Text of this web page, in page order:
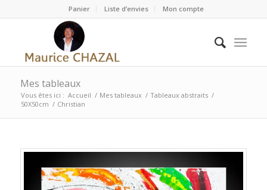
Panier Liste d’envies Mon compte
Mes tableaux
Vous êtes ici : Accueil / Mes tableaux / Tableaux abstraits /
50X50cm / Christian